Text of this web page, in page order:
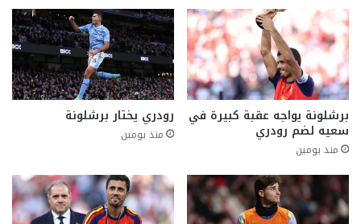
برشلونة يواجه عقبة كبيرة في
سعيه لضم رودري
منذ يومين
رودري يختار برشلونة
منذ يومين